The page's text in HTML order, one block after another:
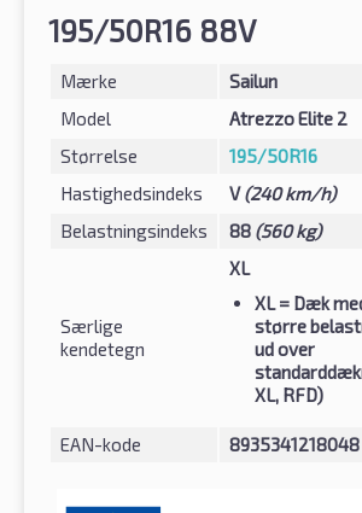
195/50R16 88V
Mærke
Sailun
Model
Atrezzo Elite 2
Størrelse
195/50R16
Hastighedsindeks
V(240 km/h)
Belastningsindeks
88 (560 kg)
Særlige
kendetegn
XL
XL= Dæk
større
ud over
XL, RFD)
EAN-kode 8935341218048